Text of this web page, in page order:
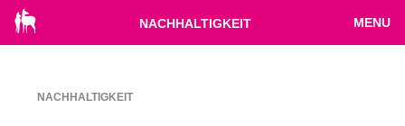
NACHHALTIGKEIT MENU
NACHHALTIGKEIT